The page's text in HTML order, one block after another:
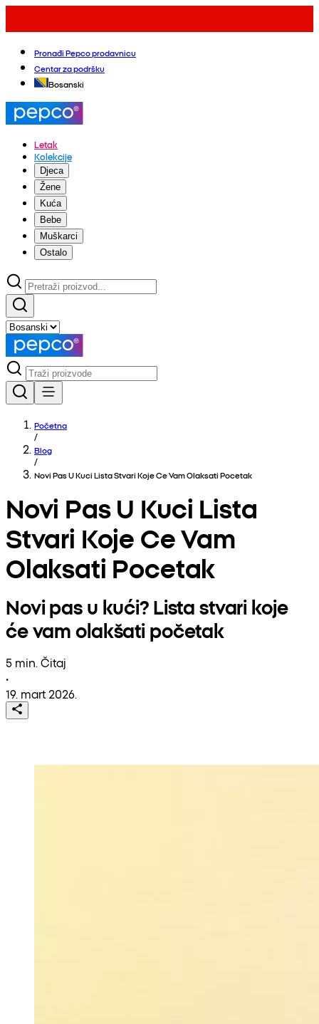
Pronađi Pepco prodavnicu
Centar za podršku
Bosanski
Letak
Kolekcije
Djeca
Žene
Kuća
Bebe
Muškarci
Ostalo
Početna
/
Blog
/
Novi Pas U Kuci Lista Stvari Koje Ce Vam Olaksati Pocetak
Novi Pas U Kuci Lista
Stvari Koje Ce Vam
Olaksati Pocetak
Novi pas u kući? Lista stvari koje
će vam olakšati početak
5 min. Čitaj
•
19. mart 2026.